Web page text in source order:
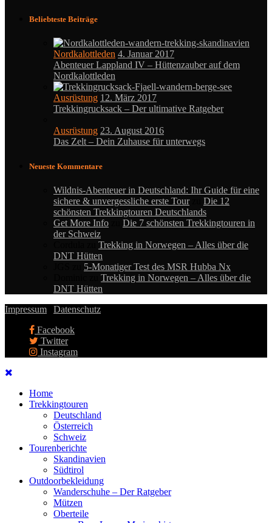
Beliebteste Beiträge
Nordkalottleden 4. Januar 2017
Abenteuer Lappland IV – Hüttenzauber auf dem
Nordkalottleden
Ausrüstung 12. März 2017
Trekkingrucksack – Der ultimative Ratgeber
Ausrüstung 23. August 2016
Das Zelt – Dein Zuhause für unterwegs
Neueste Kommentare
Wildnis-Abenteuer in Deutschland: Ihr Guide für eine
sichere & unvergessliche erste Tourzu Die 12
schönsten Trekkingtouren Deutschlands
Get More Info
Die 7 schönsten Trekkingtouren in
der Schweiz
Trekking in Norwegen – Alles über die
DNT Hütten
5-Monatiger Test des MSR Hubba Nx
Trekking in Norwegen – Alles über die
DNT Hütten
Impressum
Datenschutz
Facebook
Twitter
Instagram
Home
Trekkingtouren
Deutschland
Österreich
Schweiz
Tourenberichte
Skandinavien
Südtirol
Outdoorbekleidung
Wanderschuhe – Der Ratgeber
Mützen
Oberteile